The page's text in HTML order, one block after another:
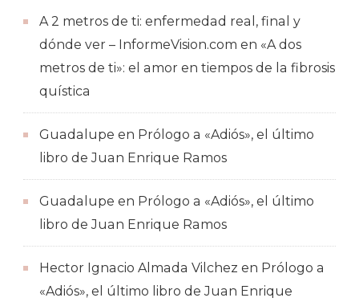
A 2 metros de ti: enfermedad real, final y
dónde ver – InformeVision.com en «A dos
metros de ti»: el amor en tiempos de la fibrosis
quística
Guadalupe en Prólogo a «Adiós», el último
libro de Juan Enrique Ramos
Guadalupe en Prólogo a «Adiós», el último
libro de Juan Enrique Ramos
Hector Ignacio Almada Vilchez en Prólogo a
«Adiós», el último libro de Juan Enrique